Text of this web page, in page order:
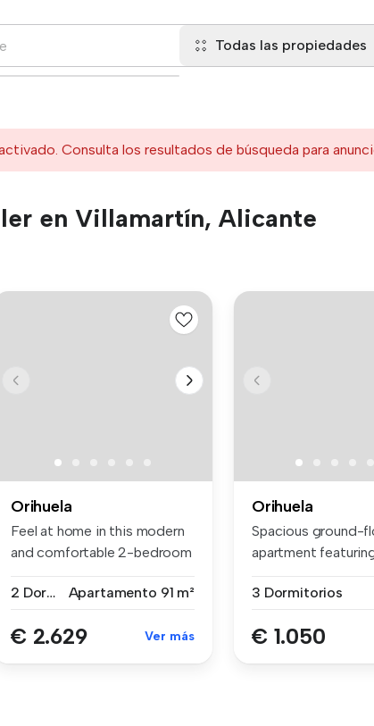
Todas las propiedades
Consulta los resultados de búsqueda para
en Villamartín, Alicante
Orihuela
Feel at home in this modern
and comfortable 2-bedroom
2 Dormitorios
Apartamento 91 m²
€ 2.629 Ver más
Orihuela
Spacious ground-
apartment
3 Dormitorios
€ 1.050